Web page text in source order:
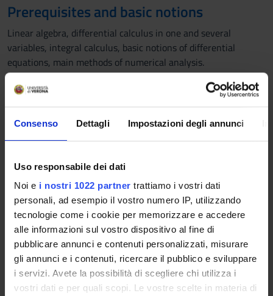
Consenso Dettagli Impostazioni degli annunci
Uso responsabile dei dati
Noi e i nostri 1022 partner trattiamo i vostri dati
personali, ad esempio il vostro numero IP, utilizzando
tecnologie come i cookie per memorizzare e accedere
alle informazioni sul vostro dispositivo al fine di
pubblicare annunci e contenuti personalizzati, misurare
gli annunci e i contenuti, ricercare il pubblico e sviluppare
i servizi. Avete la possibilità di scegliere chi utilizza i
vostri dati e per quali scopi. Le vostre scelte in materia di
Prerequisites and basic notions
Linear algebra, differential calculus in one and several
variables, integral calculus, basic notions of differential
equations, main methods of numerical analysis.
Program
The course will discuss the following topics:
* Boundary Value Problems: Finite Difference methods, Finite
Elements, introduction to Spectral Methods (collocation,
* Ordinary Differential Equations: numerical methods for
initial value problems, step methods (theta method, variable
stepsize Runge-Kutta, introduction to Exponential
Integrators) and multistep, stability, absolute stability.
* Partial Differential Equations: basic properties of some of the
classical PDEs (Laplace, Heat and Transport), the Method of
Lines.
It is expected that there will be a tutor to help with the
correction of assigned exercises and with the Laboratory